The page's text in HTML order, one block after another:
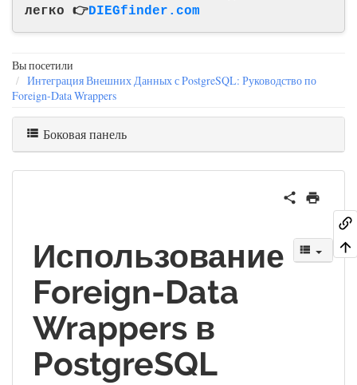
легко 👉DIEGfinder.com
Вы посетили
Интеграция Внешних Данных с PostgreSQL: Руководство по
Foreign-Data Wrappers
Боковая панель
Использование
Foreign-Data
Wrappers в
PostgreSQL